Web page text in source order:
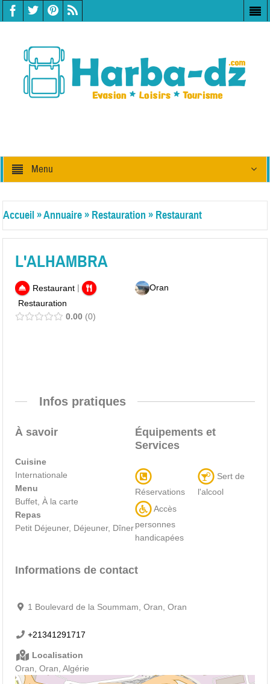
Menu
Accueil»Annuaire» Restauration » Restaurant
L'ALHAMBRA
Restaurant|
Restauration
Oran
0.00 0
Infos pratiques
À savoir
Cuisine
Internationale
Menu
Buffet, À la carte
Repas
Petit Déjeuner, Déjeuner, Dîner
Équipements et
Services
Réservations
Sert de
l'alcool
Accès
personnes
handicapées
Informations de contact
1 Boulevard de la Soummam, Oran, Oran
+21341291717
Localisation
Oran, Oran, Algérie